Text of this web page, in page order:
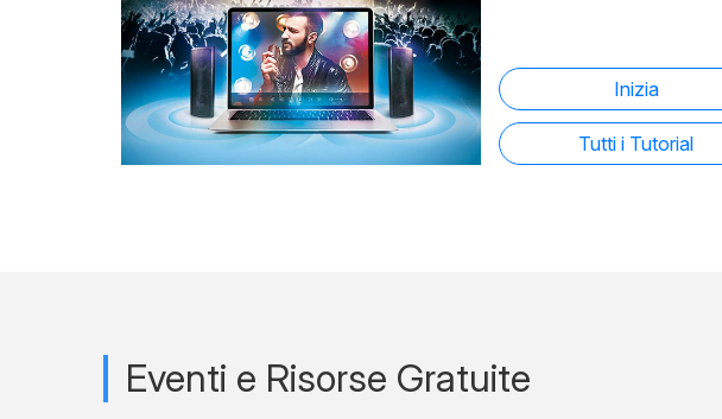
Inizia
Tutti i Tutorial
Eventi e Risorse Gratuite